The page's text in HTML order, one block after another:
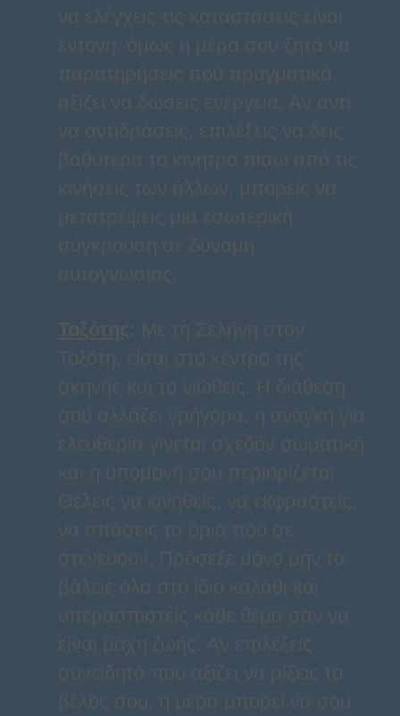
να ελέγχεις τις καταστάσεις είναι
έντονη, όμως η μέρα σου ζητά να
παρατηρήσεις πού πραγματικά
αξίζει να δώσεις ενέργεια. Αν αντί
να αντιδράσεις, επιλέξεις να δεις
βαθύτερα το κίνητρο πίσω από τις
κινήσεις των άλλων, μπορείς να
μετατρέψεις μια εσωτερική
σύγκρουση σε δύναμη
αυτογνωσίας.
Τοξότης: Με τη Σελήνη στον
Τοξότη, είσαι στο κέντρο της
σκηνής και το νιώθεις. Η διάθεση
σου αλλάζει γρήγορα, η ανάγκη για
ελευθερία γίνεται σχεδόν σωματική
και η υπομονή σου περιορίζεται.
Θέλεις να κινηθείς, να εκφραστείς,
να σπάσεις τα όρια που σε
στενεύουν. Πρόσεξε μόνο μην τα
βάλεις όλα στο ίδιο καλάθι και
υπερασπιστείς κάθε θέμα σαν να
είναι μάχη ζωής. Αν επιλέξεις
συνειδητά πού αξίζει να ρίξεις το
βέλος σου, η μέρα μπορεί να σου